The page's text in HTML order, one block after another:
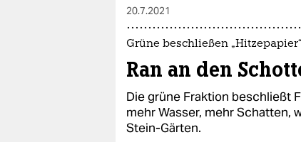
20.7.2021
Grüne beschließen „Hitzepapier“
Ran an den
Die grüne Fraktion beschließt
mehr Wasser, mehr Schatten,
Stein-Gärten.